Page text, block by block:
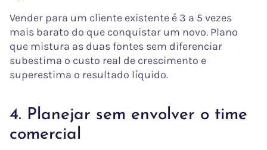
Vender para um cliente existente é 3 a 5 vezes
mais barato do que conquistar um novo. Plano
que mistura as duas fontes sem diferenciar
subestima o custo real de crescimento e
superestima o resultado líquido.
4. Planejar sem envolver o time
comercial